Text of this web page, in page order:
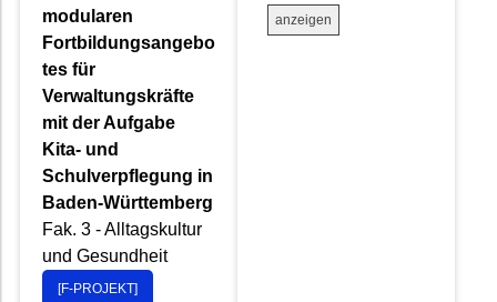
modularen
Fortbildungsangebo
tes für
Verwaltungskräfte
mit der Aufgabe
Kita- und
Schulverpflegung in
Baden-Württemberg
Fak. 3 - Alltagskultur
und Gesundheit
[F-PROJEKT]
anzeigen